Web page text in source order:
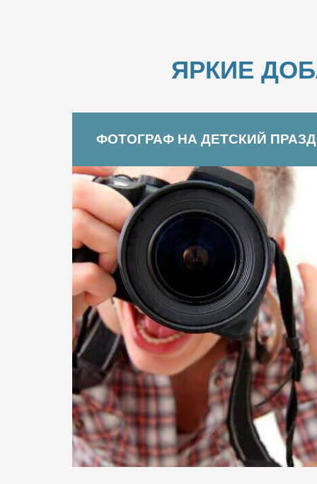
ЯРКИЕ
ФОТОГРАФ НА ДЕТСКИЙ